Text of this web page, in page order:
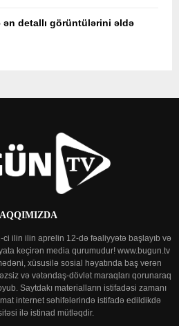
detallı görüntülərini əldə
ci ilin ilin aprelin 12-də fəaliyyətə başlayıb və
keçirən media qurumudur! www.bugun.tv
xüsusilə sosial həyatında baş verən
və vətəndaş-dövlət maraqları qorunaraq
Saytdakı materialların istifadəsi zamanı
internet səhifələrində istifadə edildikdə
ilə istinad mütləqdir.